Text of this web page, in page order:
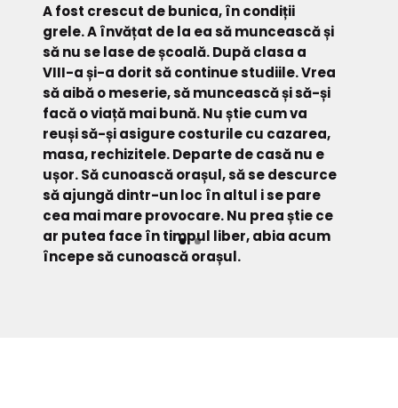
A fost crescut de bunica, în condiții
grele. A învățat de la ea să muncească și
să nu se lase de școală. După clasa a
VIII-a și-a dorit să continue studiile. Vrea
să aibă o meserie, să muncească și să-și
facă o viață mai bună. Nu știe cum va
reuși să-și asigure costurile cu cazarea,
masa, rechizitele. Departe de casă nu e
ușor. Să cunoască orașul, să se descurce
să ajungă dintr-un loc în altul i se pare
cea mai mare provocare. Nu prea știe ce
ar putea face în timpul liber, abia acum
începe să cunoască orașul.